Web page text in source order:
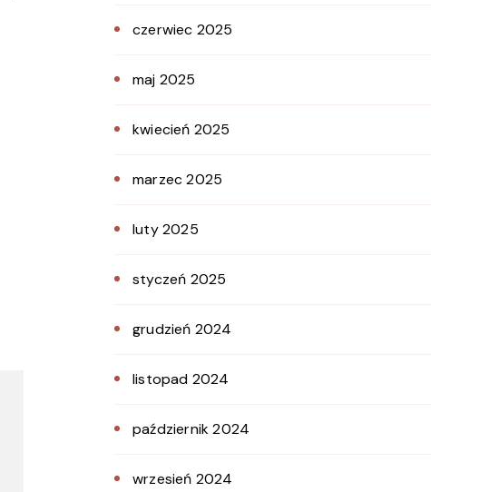
czerwiec 2025
maj 2025
kwiecień 2025
marzec 2025
luty 2025
styczeń 2025
grudzień 2024
listopad 2024
październik 2024
wrzesień 2024